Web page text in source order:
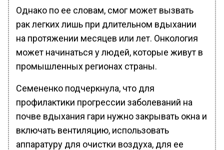
Однако по ее словам, смог может вызвать
рак легких лишь при длительном вдыхании
на протяжении месяцев или лет. Онкология
может начинаться у людей, которые живут в
промышленных регионах страны.
Семененко подчеркнула, что для
профилактики прогрессии заболеваний на
почве вдыхания гари нужно закрывать окна и
включать вентиляцию, использовать
аппаратуру для очистки воздуха, для ее